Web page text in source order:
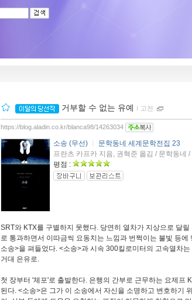
거부할 수 없는 유예 ｌ 고전
https://blog.aladin.co.kr/blanca98/14263034
소송 (무선)
문학동네 세계문학전집 23
프란츠 카프카 지음, 권혁준 옮김 / 문학동네
평점 :
SRT와 KTX를 구별하지 못했다. 당연히 열차가 지상으로 달
로 통과하면서 이따금씩 요동치는 느낌과 번쩍이는 불빛 등
소송>을 펴들었다. <소송>과 시속 300킬로미터의 고속열차
거대 은유로.
첫 장부터 '체포'로 출발한다. 은행의 간부로 근무하는 요제프
된다. <소송>은 그가 이 소송에서 자신을 소명하고 변호하기